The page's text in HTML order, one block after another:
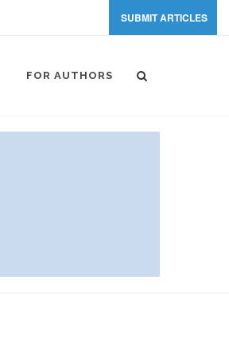
SUBMIT ARTICLES
FOR AUTHORS